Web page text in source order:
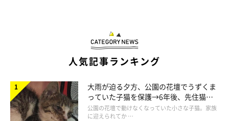
人気記事ランキング
大雨が迫る夕方、公園の花壇でうずくま
っていた子猫を保護→6年後、先住猫
と“姉妹”のような関係に
公園の花壇で動けなくなっていた小さな子猫。家族
に迎えられてか …